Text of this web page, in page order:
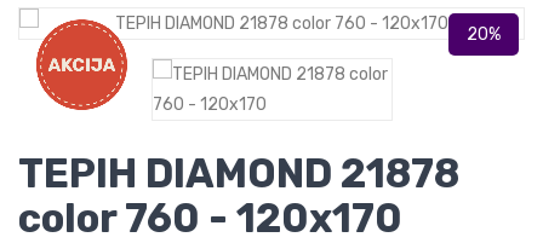
TEPIH DIAMOND 21878
color 760 - 120x170